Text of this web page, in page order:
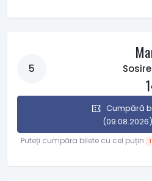
5
Cumpără
(09.08.2026)
Puteți cumpăra bilete cu cel puțin